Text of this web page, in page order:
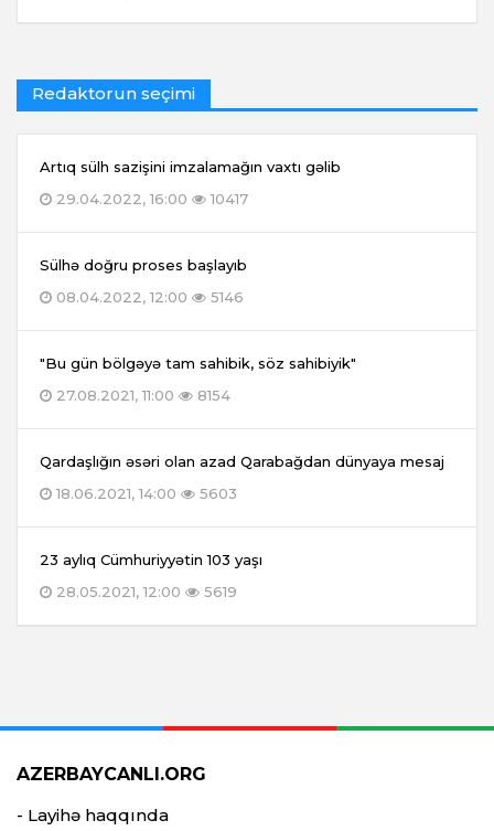
Redaktorun seçimi
Artıq sülh sazişini imzalamağın vaxtı gəlib
29.04.2022, 16:00
10417
Sülhə doğru proses başlayıb
08.04.2022, 12:00
5146
"Bu gün bölgəyə tam sahibik, söz sahibiyik"
27.08.2021, 11:00
8154
Qardaşlığın əsəri olan azad Qarabağdan dünyaya mesaj
18.06.2021, 14:00
5603
23 aylıq Cümhuriyyətin 103 yaşı
28.05.2021, 12:00
5619
AZERBAYCANLI.ORG
- Layihə haqqında